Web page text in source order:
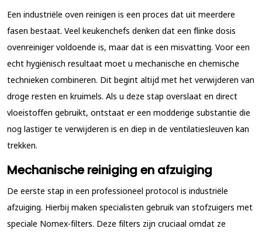
Een industriële oven reinigen is een proces dat uit meerdere
fasen bestaat. Veel keukenchefs denken dat een flinke dosis
ovenreiniger voldoende is, maar dat is een misvatting. Voor een
echt hygiënisch resultaat moet u mechanische en chemische
technieken combineren. Dit begint altijd met het verwijderen van
droge resten en kruimels. Als u deze stap overslaat en direct
vloeistoffen gebruikt, ontstaat er een modderige substantie die
nog lastiger te verwijderen is en diep in de ventilatiesleuven kan
trekken.
Mechanische reiniging en afzuiging
De eerste stap in een professioneel protocol is industriële
afzuiging. Hierbij maken specialisten gebruik van stofzuigers met
speciale Nomex-filters. Deze filters zijn cruciaal omdat ze